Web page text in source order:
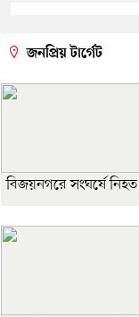
জনপ্রিয় টার্গেট
বিজয়নগরে সংঘর্ষে